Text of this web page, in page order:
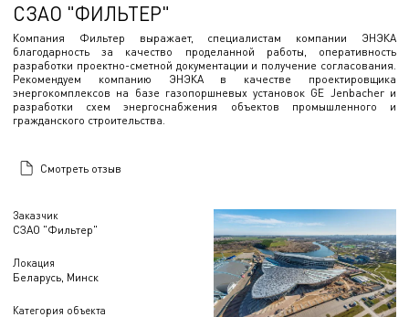
Заказчик
СЗАО "Фильтер"
Локация
Беларусь, Минск
Категория объекта
СЗАО "ФИЛЬТЕР"
Компания Фильтер выражает, специалистам компании ЭНЭКА
благодарность за качество проделанной работы, оперативность
разработки проектно-сметной документации и получение согласования.
Рекомендуем компанию ЭНЭКА в качестве проектировщика
энергокомплексов на базе газопоршневых установок GE Jenbacher и
разработки схем энергоснабжения объектов промышленного и
гражданского строительства.
Смотреть отзыв